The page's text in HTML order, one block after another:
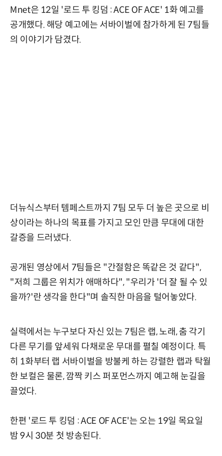
Mnet은 12일 '로드 투 킹덤 : ACE OF ACE' 1화 예고를
공개했다. 해당 예고에는 서바이벌에 참가하게 된 7팀들
의 이야기가 담겼다.
더뉴식스부터 템페스트까지 7팀 모두 더 높은 곳으로 비
상이라는 하나의 목표를 가지고 모인 만큼 무대에 대한
갈증을 드러냈다.
공개된 영상에서 7팀들은 "간절함은 똑같은 것 같다",
"저희 그룹은 위치가 애매하다", "우리가 '더 잘 될 수 있
을까?'란 생각을 한다"며 솔직한 마음을 털어놓았다.
실력에서는 누구보다 자신 있는 7팀은 랩, 노래, 춤 각기
다른 무기를 앞세워 다채로운 무대를 펼칠 예정이다. 특
히 1화부터 랩 서바이벌을 방불케 하는 강렬한 랩과 탁월
한 보컬은 물론, 깜짝 키스 퍼포먼스까지 예고해 눈길을
끌었다.
한편 '로드 투 킹덤 : ACE OF ACE'는 오는 19일 목요일
밤 9시 30분 첫 방송된다.